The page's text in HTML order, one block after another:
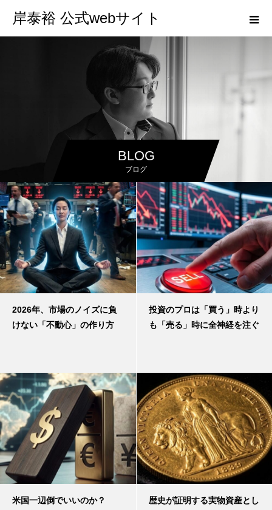
岸泰裕 公式webサイト
BLOG
ブログ
2026年、市場のノイズに負
けない「不動心」の作り方
投資のプロは「買う」時より
も「売る」時に全神経を注ぐ
米国一辺倒でいいのか？
歴史が証明する実物資産とし